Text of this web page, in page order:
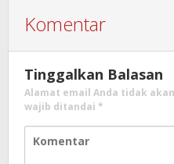
Komentar
Tinggalkan Balasan
Alamat email Anda tidak
wajib ditandai *